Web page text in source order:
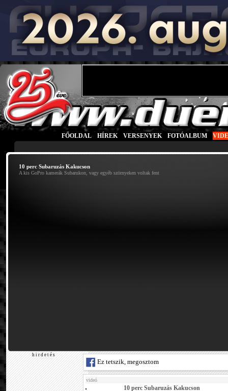
FŐOLDAL HÍREK VERSENYEK FOTÓALBUM
10 perc Subaruzás Kakucson
A kis GoPro kamerák Subarukon, vagy egyéb szörnyeken voltak fent
h i r d e t é s
Ez tetszik, megosztom
videó
10 perc Subaruzás Kakucson